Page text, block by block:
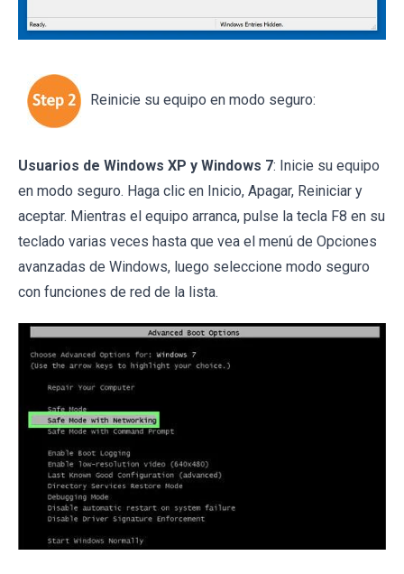
Reinicie su equipo en modo seguro:
Usuarios de Windows XP y Windows 7: Inicie su equipo
en modo seguro. Haga clic en Inicio, Apagar, Reiniciar y
aceptar. Mientras el equipo arranca, pulse la tecla F8 en su
teclado varias veces hasta que vea el menú de Opciones
avanzadas de Windows, luego seleccione modo seguro
con funciones de red de la lista.